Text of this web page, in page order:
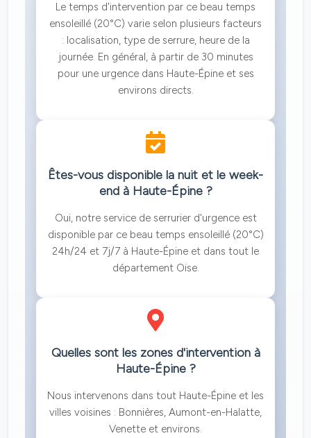
Le temps d'intervention par ce beau temps
ensoleillé (20°C) varie selon plusieurs facteurs
: localisation, type de serrure, heure de la
journée. En général, à partir de 30 minutes
pour une urgence dans Haute-Épine et ses
environs directs.
Êtes-vous disponible la nuit et le week-
end à Haute-Épine ?
Oui, notre service de serrurier d'urgence est
disponible par ce beau temps ensoleillé (20°C)
24h/24 et 7j/7 à Haute-Épine et dans tout le
département Oise.
Quelles sont les zones d'intervention à
Haute-Épine ?
Nous intervenons dans tout Haute-Épine et les
villes voisines : Bonnières, Aumont-en-Halatte,
Venette et environs.